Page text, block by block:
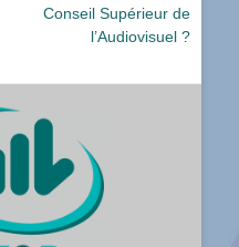
suivant :Conseil Supérieur de
l’Audiovisuel ?